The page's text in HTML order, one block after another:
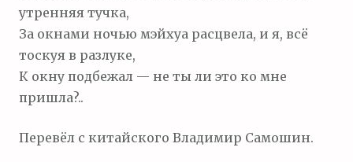
утренняя тучка,
За окнами ночью мэйхуа расцвела, и я, всё
тоскуя в разлуке,
К окну подбежал — не ты ли это ко мне
пришла?..
Перевёл с китайского Владимир Самошин.